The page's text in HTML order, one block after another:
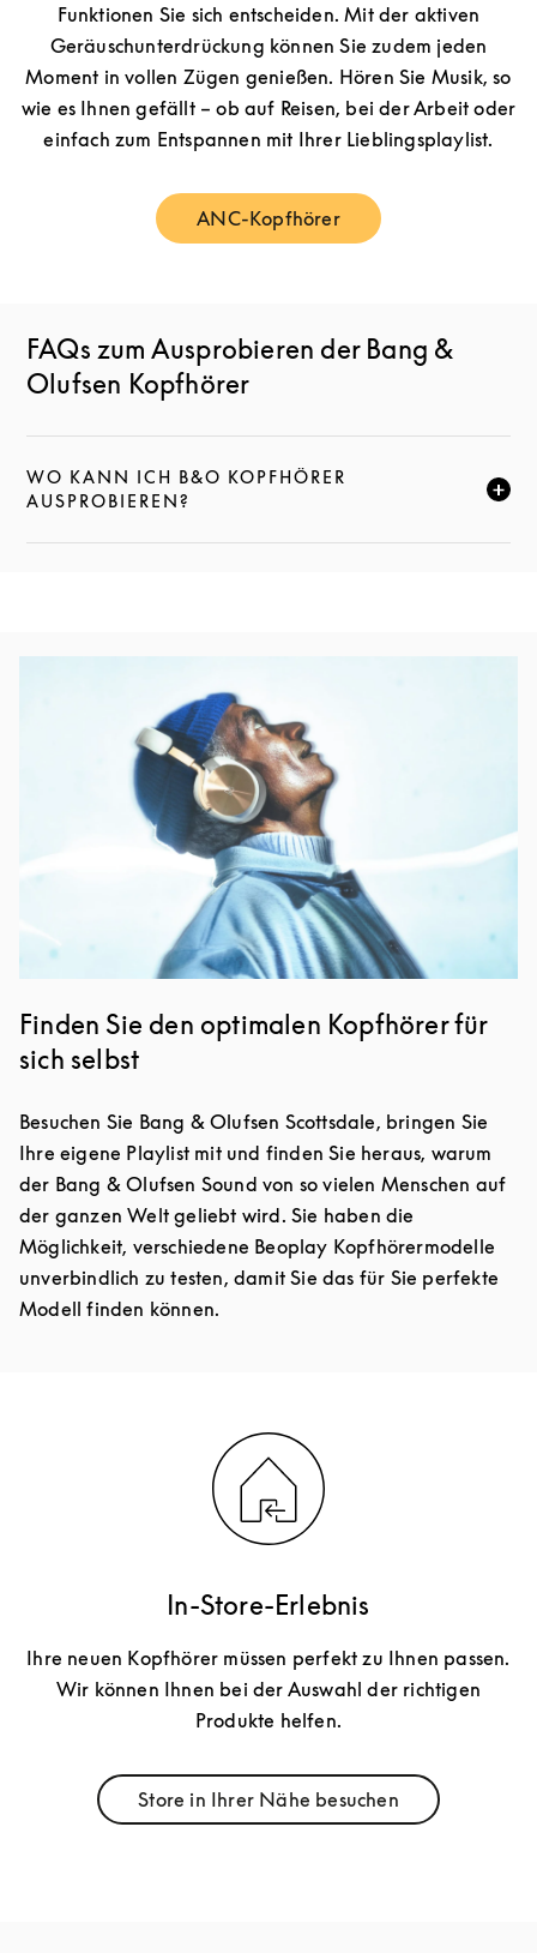
Funktionen Sie sich entscheiden. Mit der aktiven
Geräuschunterdrückung können Sie zudem jeden
Moment in vollen Zügen genießen. Hören Sie Musik, so
wie es Ihnen gefällt – ob auf Reisen, bei der Arbeit oder
einfach zum Entspannen mit Ihrer Lieblingsplaylist.
ANC-KopfhörerLink Opens in New Tab
FAQs zum Ausprobieren der Bang &
Olufsen Kopfhörer
WO KANN ICH B&O KOPFHÖRER
AUSPROBIEREN?
KLICKE HIER, UM DIESE BESCHREIBUNG ZU
Finden Sie den optimalen Kopfhörer für
sich selbst
Besuchen Sie Bang & Olufsen Scottsdale, bringen Sie
Ihre eigene Playlist mit und finden Sie heraus, warum
der Bang & Olufsen Sound von so vielen Menschen auf
der ganzen Welt geliebt wird. Sie haben die
Möglichkeit, verschiedene Beoplay Kopfhörermodelle
unverbindlich zu testen, damit Sie das für Sie perfekte
Modell finden können.
In-Store-Erlebnis
Ihre neuen Kopfhörer müssen perfekt zu Ihnen passen.
Wir können Ihnen bei der Auswahl der richtigen
Produkte helfen.
Store in Ihrer Nähe besuchen
Link Opens in New Tab